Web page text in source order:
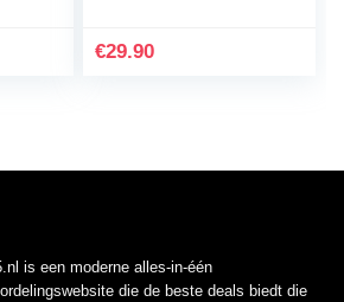
€29.90
is een moderne alles-in-één
die de beste deals biedt die